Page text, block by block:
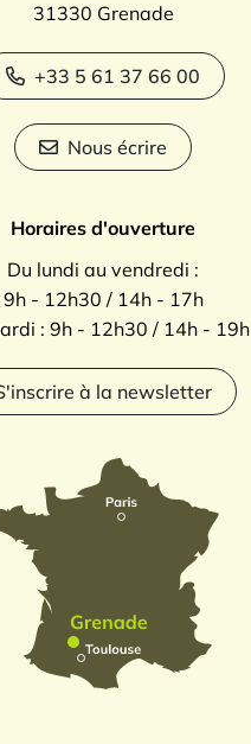
31330 Grenade
+33 5 61 37 66 00
Nous écrire
Horaires d'ouverture
Du lundi au vendredi :
9h - 12h30 / 14h - 17h
: 9h - 12h30 / 14h - 19h
à la newsletter